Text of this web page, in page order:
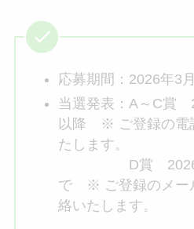
応募期間：2026年3
当選発表：A～C賞
以降 ※ ご登録の電
たします。
D賞 2026年3
で ※ ご登録のメー
絡いたします。